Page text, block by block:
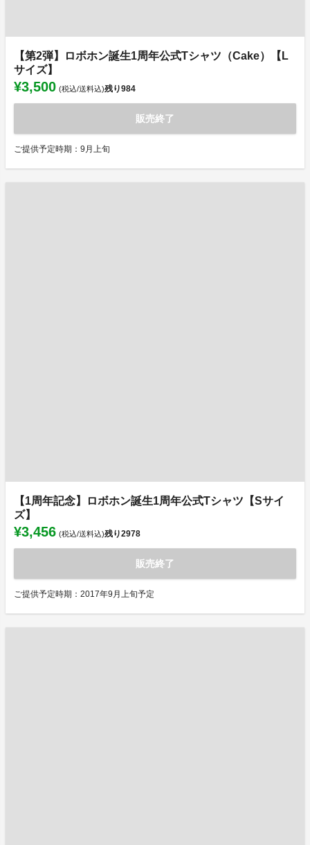
【第2弾】ロボホン誕生1周年公式Tシャツ（Cake）【L
サイズ】
¥3,500 (税込/送料込)残り984
販売終了
ご提供予定時期：9月上旬
【1周年記念】ロボホン誕生1周年公式Tシャツ【Sサイ
ズ】
¥3,456 (税込/送料込)残り2978
販売終了
ご提供予定時期：2017年9月上旬予定